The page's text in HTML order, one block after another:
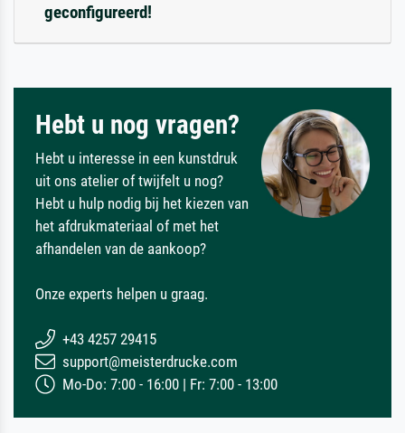
geconfigureerd!
Hebt u nog vragen?
Hebt u interesse in een kunstdruk
uit ons atelier of twijfelt u nog?
Hebt u hulp nodig bij het kiezen van
het afdrukmateriaal of met het
afhandelen van de aankoop?
Onze experts helpen u graag.
+43 4257 29415
support@meisterdrucke.com
Mo-Do: 7:00 - 16:00 | Fr: 7:00 - 13:00